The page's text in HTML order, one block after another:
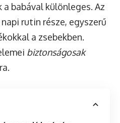
babával különleges. Az
rutin része, egyszerű
a zsebekben.
biztonságosak